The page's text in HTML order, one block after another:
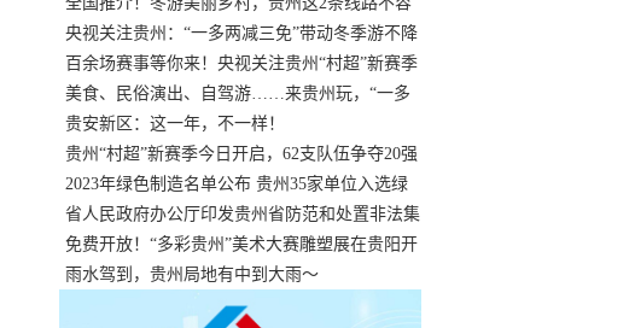
错过
央视关注贵州：“一多两减三免”带动冬季游不降
温
百余场赛事等你来！央视关注贵州“村超”新赛季
正式“打响”
美食、民俗演出、自驾游……来贵州玩，“一多
两减三免”！
贵安新区：这一年，不一样！
贵州“村超”新赛季今日开启，62支队伍争夺20强
名额
2023年绿色制造名单公布 贵州35家单位入选绿
色工厂
省人民政府办公厅印发贵州省防范和处置非法集
资工作实施细则
免费开放！“多彩贵州”美术大赛雕塑展在贵阳开
展，持续至1月19日
雨水驾到，贵州局地有中到大雨～